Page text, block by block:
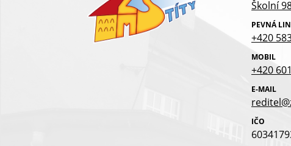
Školní
PEVNÁ
+420
MOBIL
+420
E-MAIL
IČO